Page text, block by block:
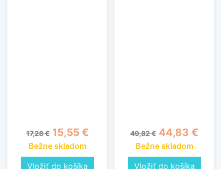
Základná cena
17,28 € Cena
15,55 €
Bežne skladom
Vložiť do košíka
Základná cena
49,82 € Cena
44,83 €
Bežne skladom
Vložiť do košíka